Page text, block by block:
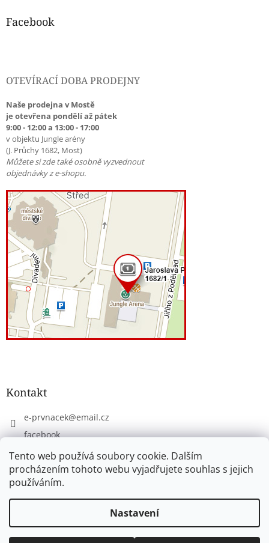
Tento web používá soubory cookie. Dalším
procházením tohoto webu vyjadřujete souhlas s jejich
používáním.
Nastavení
Facebook
OTEVÍRACÍ DOBA PRODEJNY
Naše prodejna v Mostě
je otevřena pondělí až pátek
9:00 - 12:00 a 13:00 - 17:00
v objektu Jungle arény
(J. Průchy 1682, Most)
Můžete si zde také osobně vyzvednout
objednávky z e-shopu.
Kontakt
e-prvnacek@email.cz
facebook
eprvnacek
Copyright 2026www.e-prvnacek.cz. Všechna práva